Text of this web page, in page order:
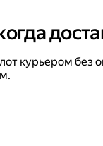
курьером без